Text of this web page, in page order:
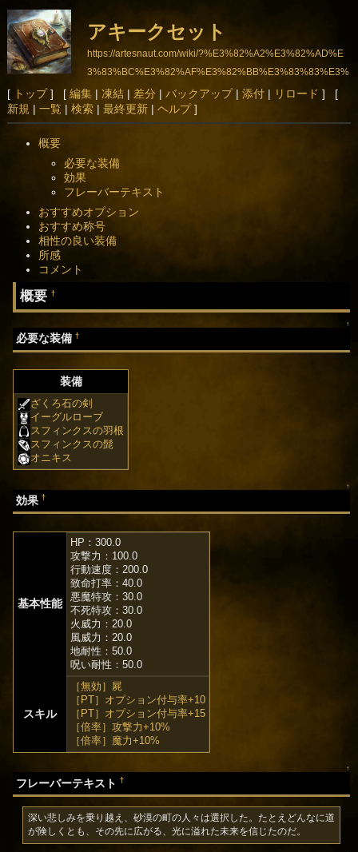
アキークセット
https://artesnaut.com/wiki/?%E3%82%A2%E3%82%AD%E
3%83%BC%E3%82%AF%E3%82%BB%E3%83%83%E3%
83%88
[ トップ] [ 編集| 凍結| 差分 | バックアップ| 添付| リロード ] [
新規 | 一覧 | 検索| 最終更新| ヘルプ]
概要
必要な装備
効果
フレーバーテキスト
おすすめオプション
おすすめ称号
相性の良い装備
所感
コメント
概要†
↑
必要な装備†
装備
ざくろ石の剣
イーグルローブ
スフィンクスの羽根
スフィンクスの髭
オニキス
↑
効果†
基本性能
HP：300.0
攻撃力：100.0
行動速度：200.0
致命打率：40.0
悪魔特攻：30.0
不死特攻：30.0
火威力：20.0
風威力：20.0
地耐性：50.0
呪い耐性：50.0
スキル
［無効］屍
［PT］オプション付与率+10
［PT］オプション付与率+15
［倍率］攻撃力+10%
［倍率］魔力+10%
↑
フレーバーテキスト†
深い悲しみを乗り越え、砂漠の町の人々は選択した。たとえどんなに道
が険しくとも、その先に広がる、光に溢れた未来を信じたのだ。